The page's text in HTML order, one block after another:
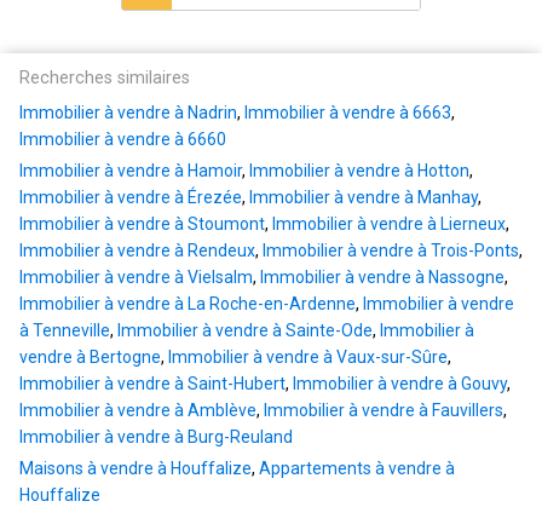
Recherches similaires
Immobilier à vendre à Nadrin, Immobilier à vendre à 6663,
Immobilier à vendre à 6660
Immobilier à vendre à Hamoir, Immobilier à vendre à Hotton,
Immobilier à vendre à Érezée, Immobilier à vendre à Manhay,
Immobilier à vendre à Stoumont, Immobilier à vendre à Lierneux,
Immobilier à vendre à Rendeux, Immobilier à vendre à Trois-Ponts,
Immobilier à vendre à Vielsalm, Immobilier à vendre à Nassogne,
Immobilier à vendre à La Roche-en-Ardenne, Immobilier à vendre
à Tenneville, Immobilier à vendre à Sainte-Ode, Immobilier à
vendre à Bertogne, Immobilier à vendre à Vaux-sur-Sûre,
Immobilier à vendre à Saint-Hubert, Immobilier à vendre à Gouvy,
Immobilier à vendre à Amblève, Immobilier à vendre à Fauvillers,
Immobilier à vendre à Burg-Reuland
Maisons à vendre à Houffalize, Appartements à vendre à
Houffalize